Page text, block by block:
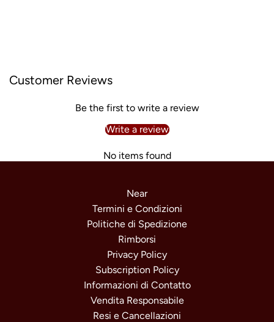
Customer Reviews
Be the first to write a review
Write a review
No items found
Near
Termini e Condizioni
Politiche di Spedizione
Rimborsi
Privacy Policy
Subscription Policy
Informazioni di Contatto
Vendita Responsabile
Resi e Cancellazioni